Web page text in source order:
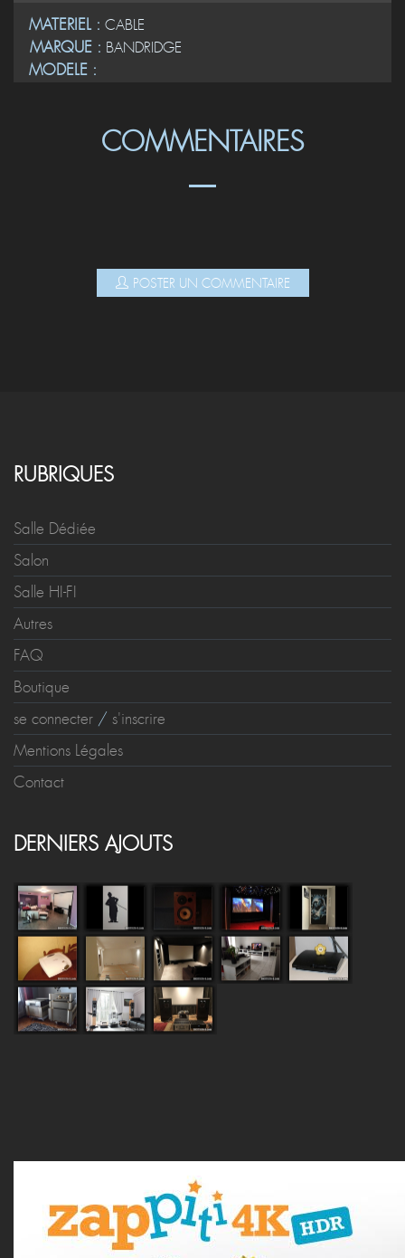
MATERIEL : CABLE
MARQUE : BANDRIDGE
MODELE :
COMMENTAIRES
POSTER UN COMMENTAIRE
RUBRIQUES
Salle Dédiée
Salon
Salle HI-FI
Autres
FAQ
Boutique
se connecter / s'inscrire
Mentions Légales
Contact
DERNIERS AJOUTS